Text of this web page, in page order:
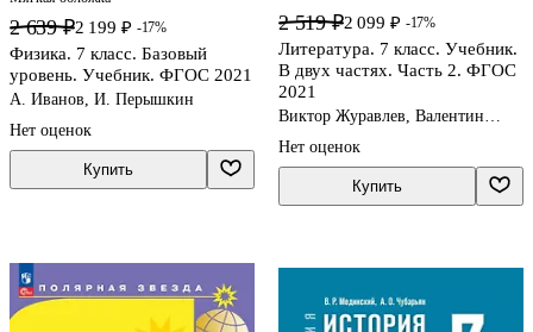
2 639 ₽2 199 ₽ -17%
Физика. 7 класс. Базовый
уровень. Учебник. ФГОС 2021
А. Иванов, И. Перышкин
Нет оценок
Купить
2 519 ₽2 099 ₽ -17%
Литература. 7 класс. Учебник.
В двух частях. Часть 2. ФГОС
2021
Виктор Журавлев, Валентин
Нет оценок
Купить